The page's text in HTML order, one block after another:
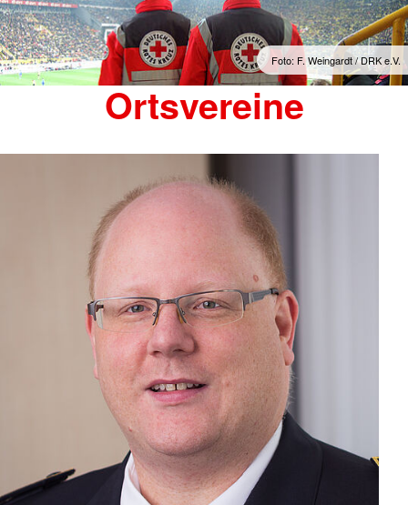
Foto: F. Weingardt / DRK e.V.
Ortsvereine